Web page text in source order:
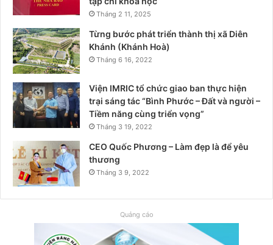
Tháng 2 11, 2025
Từng bước phát triển thành thị xã Diên
Khánh (Khánh Hoà)
Tháng 6 16, 2022
Viện IMRIC tổ chức giao ban thực hiện
trại sáng tác “Bình Phước – Đất và người –
Tiềm năng cùng triển vọng”
Tháng 3 19, 2022
CEO Quốc Phương – Làm đẹp là để yêu
thương
Tháng 3 9, 2022
Quảng cáo